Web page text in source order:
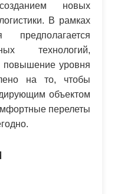
новых
В рамках
предполагается
технологий,
повышение уровня
на то, чтобы
объектом
перелеты